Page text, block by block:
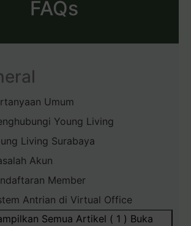
FAQs
Umum
Young Living
Living Surabaya
Akun
Member
Antrian di Virtual Office
Semua Artikel ( 1 ) Buka